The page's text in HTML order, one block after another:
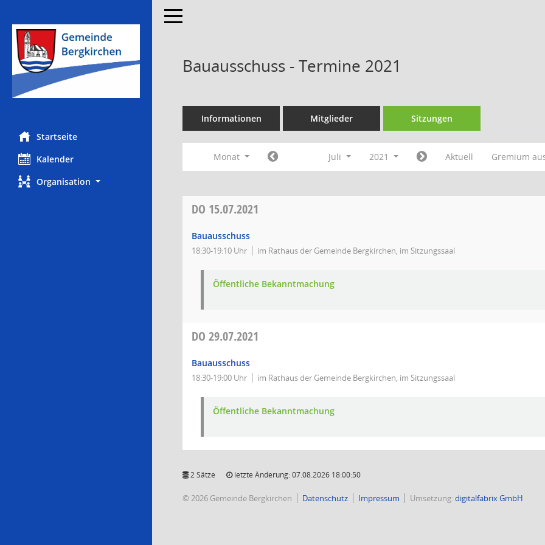
Startseite
Kalender
Organisation
Toggle navigation
Bauausschuss - Termine 2021
Informationen Mitglieder Sitzungen
Monat Juli 2021 Aktuell Gremium
DO 15.07.2021
Bauausschuss
18:30-19:10 Uhr im Rathaus der Gemeinde Bergkirchen, im Sitzungssaal
Öffentliche Bekanntmachung
DO 29.07.2021
Bauausschuss
18:30-19:00 Uhr im Rathaus der Gemeinde Bergkirchen, im Sitzungssaal
Öffentliche Bekanntmachung
2 Sätze letzte Änderung: 07.08.2026 18:00:50
© 2026 Gemeinde Bergkirchen Datenschutz Impressum Umsetzung:digitalfabrix GmbH